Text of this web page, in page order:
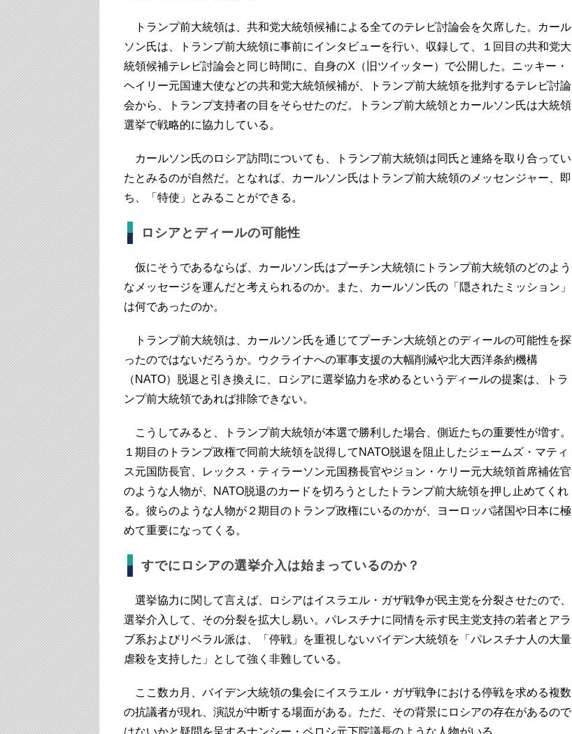
トランプ前大統領は、共和党大統領候補による全てのテレビ討論会を欠席した。カール
ソン氏は、トランプ前大統領に事前にインタビューを行い、収録して、１回目の共和党大
統領候補テレビ討論会と同じ時間に、自身のX（旧ツイッター）で公開した。ニッキー・
ヘイリー元国連大使などの共和党大統領候補が、トランプ前大統領を批判するテレビ討論
会から、トランプ支持者の目をそらせたのだ。トランプ前大統領とカールソン氏は大統領
選挙で戦略的に協力している。
カールソン氏のロシア訪問についても、トランプ前大統領は同氏と連絡を取り合ってい
たとみるのが自然だ。となれば、カールソン氏はトランプ前大統領のメッセンジャー、即
ち、「特使」とみることができる。
ロシアとディールの可能性
仮にそうであるならば、カールソン氏はプーチン大統領にトランプ前大統領のどのよう
なメッセージを運んだと考えられるのか。また、カールソン氏の「隠されたミッション」
は何であったのか。
トランプ前大統領は、カールソン氏を通じてプーチン大統領とのディールの可能性を探
ったのではないだろうか。ウクライナへの軍事支援の大幅削減や北大西洋条約機構
（NATO）脱退と引き換えに、ロシアに選挙協力を求めるというディールの提案は、トラ
ンプ前大統領であれば排除できない。
こうしてみると、トランプ前大統領が本選で勝利した場合、側近たちの重要性が増す。
１期目のトランプ政権で同前大統領を説得してNATO脱退を阻止したジェームズ・マティ
ス元国防長官、レックス・ティラーソン元国務長官やジョン・ケリー元大統領首席補佐官
のような人物が、NATO脱退のカードを切ろうとしたトランプ前大統領を押し止めてくれ
る。彼らのような人物が２期目のトランプ政権にいるのかが、ヨーロッパ諸国や日本に極
めて重要になってくる。
すでにロシアの選挙介入は始まっているのか？
選挙協力に関して言えば、ロシアはイスラエル・ガザ戦争が民主党を分裂させたので、
選挙介入して、その分裂を拡大し易い。パレスチナに同情を示す民主党支持の若者とアラ
ブ系およびリベラル派は、「停戦」を重視しないバイデン大統領を「パレスチナ人の大量
虐殺を支持した」として強く非難している。
ここ数カ月、バイデン大統領の集会にイスラエル・ガザ戦争における停戦を求める複数
の抗議者が現れ、演説が中断する場面がある。ただ、その背景にロシアの存在があるので
はないかと疑問を呈するナンシー・ペロシ元下院議長のような人物がいる。